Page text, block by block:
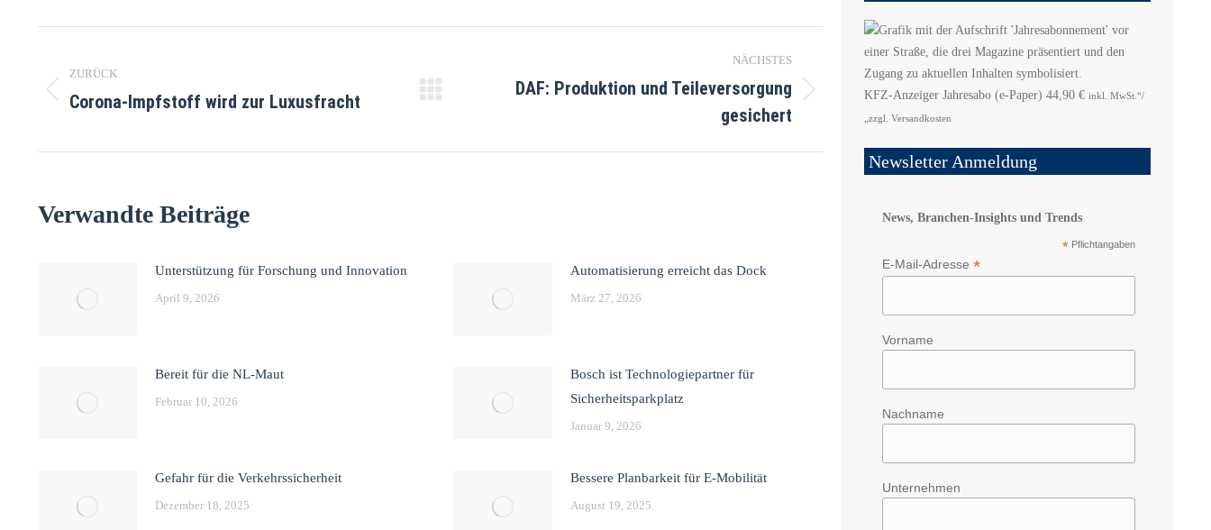
ZURÜCK
Corona-Impfstoff wird zur Luxusfracht
NÄCHSTES
DAF: Produktion und Teileversorgung
gesichert
Verwandte Beiträge
Unterstützung für Forschung und Innovation
April 9, 2026
Automatisierung erreicht das Dock
März 27, 2026
Bereit für die NL-Maut
Februar 10, 2026
Bosch ist Technologiepartner für
Sicherheitsparkplatz
Januar 9, 2026
Gefahr für die Verkehrssicherheit
Dezember 18, 2025
Bessere Planbarkeit für E-Mobilität
August 19, 2025
KFZ-Anzeiger Jahresabo (e-Paper) 44,90 € inkl. MwSt.“/
„zzgl. Versandkosten
Newsletter Anmeldung
News, Branchen-Insights und Trends
* Pflichtangaben
E-Mail-Adresse *
Vorname
Nachname
Unternehmen